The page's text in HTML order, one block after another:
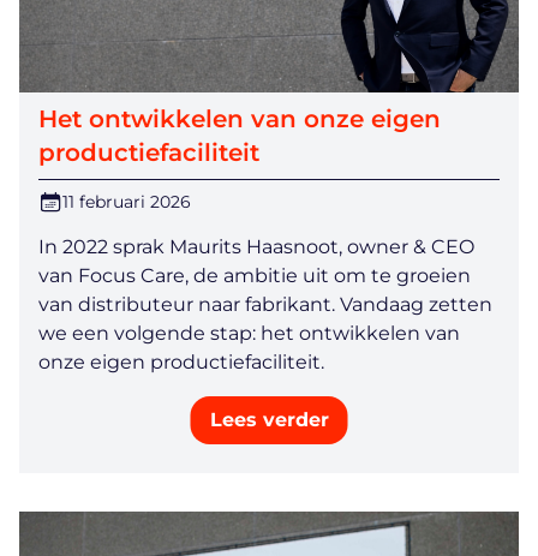
Het ontwikkelen van onze eigen
productiefaciliteit
11 februari 2026
In 2022 sprak Maurits Haasnoot, owner & CEO
van Focus Care, de ambitie uit om te groeien
van distributeur naar fabrikant. Vandaag zetten
we een volgende stap: het ontwikkelen van
onze eigen productiefaciliteit.
Lees verder